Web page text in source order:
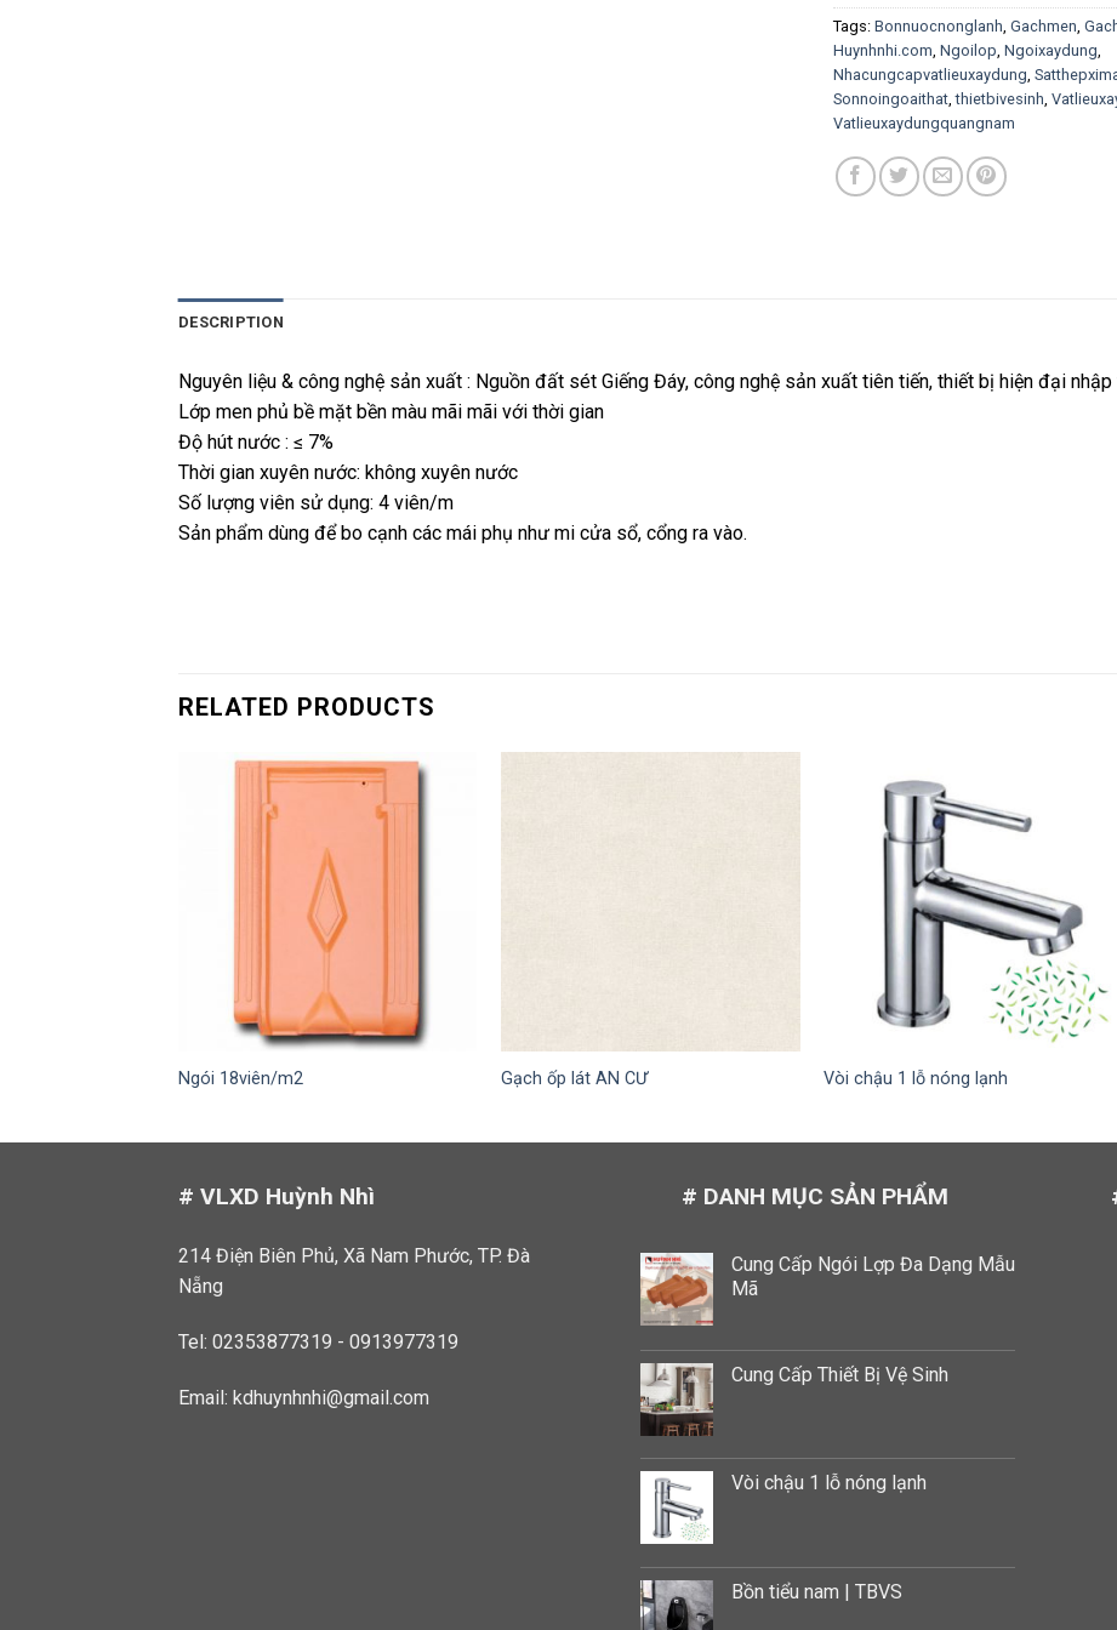
Tags: Bonnuocnonglanh Gachmen
Huynhnhi.com Ngoilop Ngoixaydung
Nhacungcapvatlieuxaydung
Sonnoingoaithat ,thietbivesinh
Vatlieuxaydungquangnam
DESCRIPTION
Nguyên liệu & công nghệ sản xuất : Nguồn đất sét Giếng Đáy, công nghệ sản xuất tiên tiến, thiết bị hiện đại
Lớp men phủ bề mặt bền màu mãi mãi với thời gian
Độ hút nước : ≤ 7%
Thời gian xuyên nước: không xuyên nước
Số lượng viên sử dụng: 4 viên/m
Sản phẩm dùng để bo cạnh các mái phụ như mi cửa sổ, cổng ra vào.
RELATED PRODUCTS
Ngói 18viên/m2 Gạch ốp lát AN CƯ Vòi chậu 1 lỗ nóng lạnh
# VLXD Huỳnh Nhì
214 Điện Biên Phủ, Xã Nam Phước, TP. Đà
Nẵng
Tel: 02353877319 - 0913977319
Email: kdhuynhnhi@gmail.com
# DANH MỤC SẢN PHẨM
Cung Cấp Ngói Lợp Đa Dạng Mẫu
Mã
Cung Cấp Thiết Bị Vệ Sinh
Vòi chậu 1 lỗ nóng lạnh
Bồn tiểu nam | TBVS